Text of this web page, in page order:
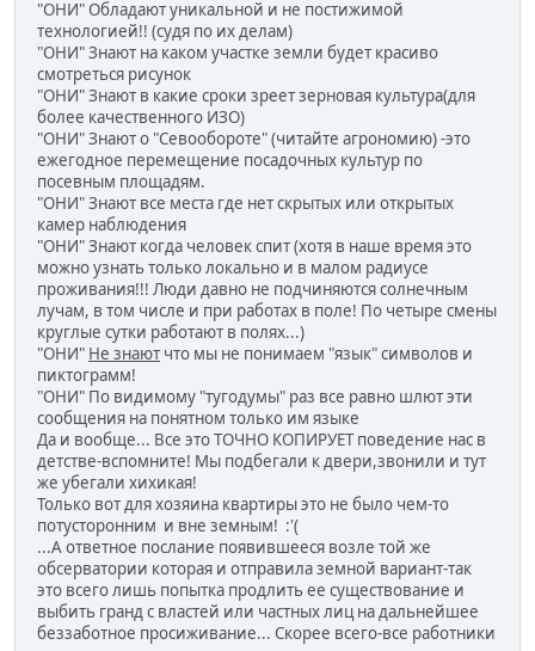
"ОНИ" Обладают уникальной и не постижимой
технологией!! (судя по их делам)
"ОНИ" Знают на каком участке земли будет красиво
смотреться рисунок
"ОНИ" Знают в какие сроки зреет зерновая культура(для
более качественного ИЗО)
"ОНИ" Знают о "Севообороте" (читайте агрономию) -это
ежегодное перемещение посадочных культур по
посевным площадям.
"ОНИ" Знают все места где нет скрытых или открытых
камер наблюдения
"ОНИ" Знают когда человек спит (хотя в наше время это
можно узнать только локально и в малом радиусе
проживания!!! Люди давно не подчиняются солнечным
лучам, в том числе и при работах в поле! По четыре смены
круглые сутки работают в полях...)
"ОНИ" Не знают что мы не понимаем "язык" символов и
пиктограмм!
"ОНИ" По видимому "тугодумы" раз все равно шлют эти
сообщения на понятном только им языке
Да и вообще... Все это ТОЧНО КОПИРУЕТ поведение нас в
детстве-вспомните! Мы подбегали к двери,звонили и тут
же убегали хихикая!
Только вот для хозяина квартиры это не было чем-то
потусторонним и вне земным! :'(
...А ответное послание появившееся возле той же
обсерватории которая и отправила земной вариант-так
это всего лишь попытка продлить ее существование и
выбить гранд с властей или частных лиц на дальнейшее
беззаботное просиживание... Скорее всего-все работники